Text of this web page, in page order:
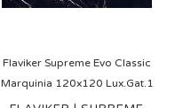
Flaviker Supreme Evo Classic
Marquinia 120x120 Lux.Gat.1